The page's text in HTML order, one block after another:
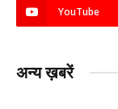
YouTube
अन्य ख़बरें